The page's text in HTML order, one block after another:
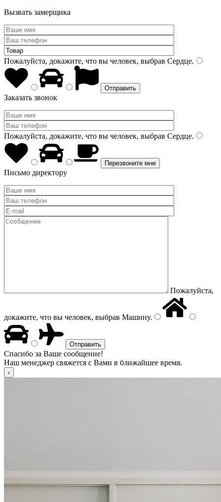
Вызвать замерщика
Пожалуйста, докажите, что вы человек, выбрав Сердце.
Заказать звонок
Пожалуйста, докажите, что вы человек, выбрав Сердце.
Письмо директору
Пожалуйста,
докажите, что вы человек, выбрав Машину.
Спасибо за Ваше сообщение!
Наш менеджер свяжется с Вами в ближайшее время.